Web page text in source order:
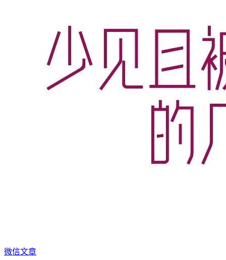
微信文章